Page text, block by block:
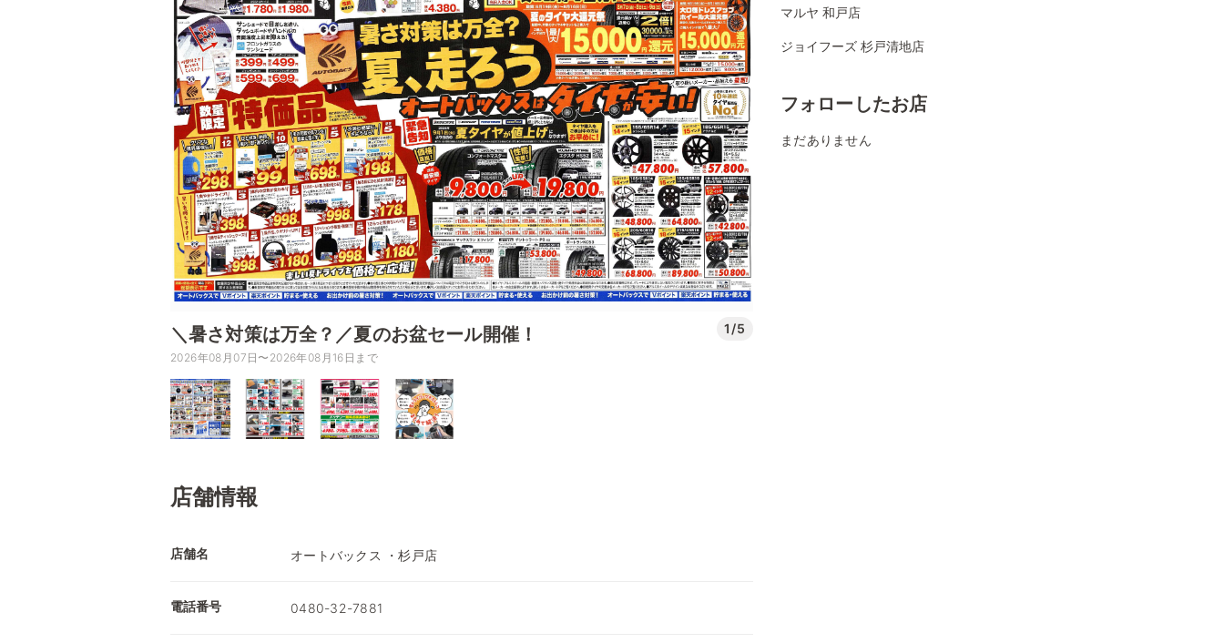
＼暑さ対策は万全？／夏のお盆セール開催！ 1/5
2026年08月07日〜2026年08月16日まで
店舗情報
店舗名 オートバックス ・杉戸店
電話番号 0480-32-7881
マルヤ 和戸店
ジョイフーズ 杉戸清地店
フォローしたお店
まだありません